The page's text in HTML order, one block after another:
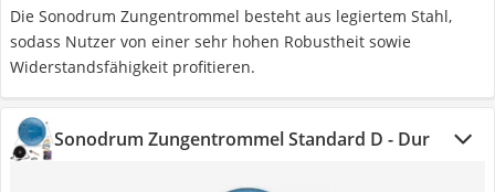
Die Sonodrum Zungentrommel besteht aus legiertem Stahl,
sodass Nutzer von einer sehr hohen Robustheit sowie
Widerstandsfähigkeit profitieren.
Sonodrum Zungentrommel Standard D - Dur